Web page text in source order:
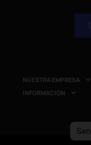
NUESTRA EMPRESA 
INFORMACIÓN 